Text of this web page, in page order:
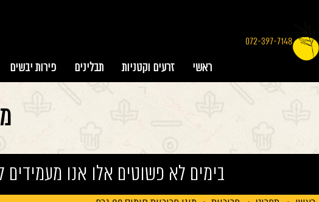
072-397-7148
ראשי זרעים וקטניות תבלינים פירות יבשים
בימים לא פשוטים אלו אנו